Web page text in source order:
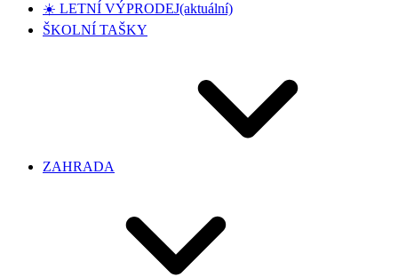
☀️ LETNÍ VÝPRODEJ(aktuální)
ŠKOLNÍ TAŠKY
ZAHRADA